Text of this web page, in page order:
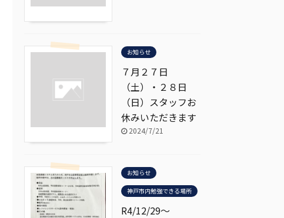
お知らせ
７月２７日
（土）・２８日
（日）スタッフお
休みいただきます
2024/7/21
お知らせ
神戸市内勉強できる場所
R4/12/29～